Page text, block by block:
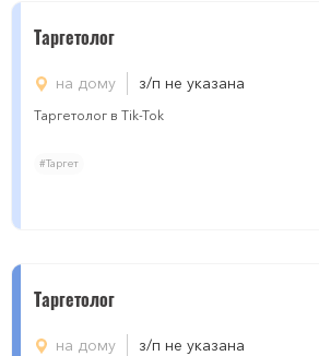
Таргетолог
на дому з/п не указана
Таргетолог в Tik-Tok
#Таргет
Таргетолог
на дому з/п не указана